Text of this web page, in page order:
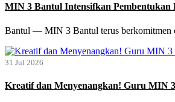
MIN 3 Bantul Intensifkan
Bantul — MIN 3 Bantul terus berkomitmen
31 Jul 2026
Kreatif dan Menyenangkan! Guru MIN